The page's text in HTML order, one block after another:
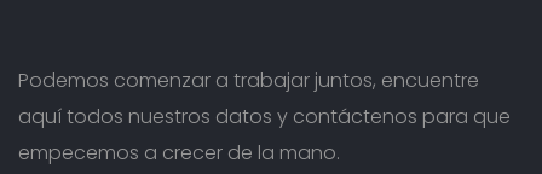
N
O
S
Podemos comenzar a trabajar juntos, encuentre
aquí todos nuestros datos y contáctenos para que
empecemos a crecer de la mano.